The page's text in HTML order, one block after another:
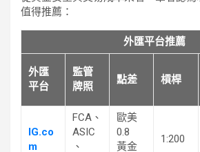
值得推薦：
外匯平台推薦
外匯
平台
監管
牌照
點差 槓桿
IG.co
m
FCA、
ASIC
、
歐美
0.8
黃金
1:200